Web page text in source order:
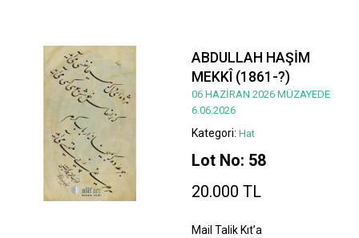
ABDULLAH HAŞİM
MEKKÎ (1861-?)
06 HAZİRAN 2026 MÜZAYEDE
6.06.2026
Kategori: Hat
Lot No: 58
20.000 TL
Mail Talik Kıt’a